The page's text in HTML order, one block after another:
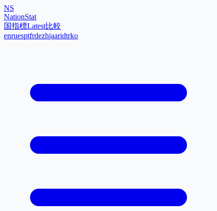
NS
NationStat
国指標Latest比較
enruesptfrdezhjaaridtrko